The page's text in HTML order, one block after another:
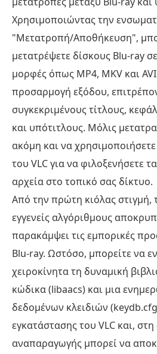
Χρησιμοποιώντας την
"Μετατροπή/Αποθήκευση",
μετατρέψετε δίσκους Blu-ray
μορφές όπως MP4, MKV και
προσαρμογή εξόδου,
συγκεκριμένους τίτλους,
και υπότιτλους. Μόλις
ακόμη και να
του VLC για να φιλοξενήσετε
αρχεία στο τοπικό σας δίκτυο.
Από την πρώτη κιόλας στιγμή,
εγγενείς αλγόριθμους
παρακάμψει τις εμπορικές
Blu-ray. Ωστόσο, μπορείτε να
χειροκίνητα τη δυναμική
κώδικα (libaacs) και μια
δεδομένων κλειδιών
εγκατάστασης του VLC και,
αναπαραγωγής μπορεί να